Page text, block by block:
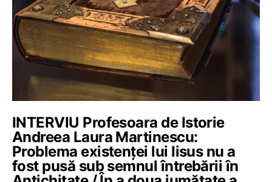
INTERVIU Profesoara de Istorie
Andreea Laura Martinescu:
Problema existenței lui Iisus nu a
fost pusă sub semnul întrebării în